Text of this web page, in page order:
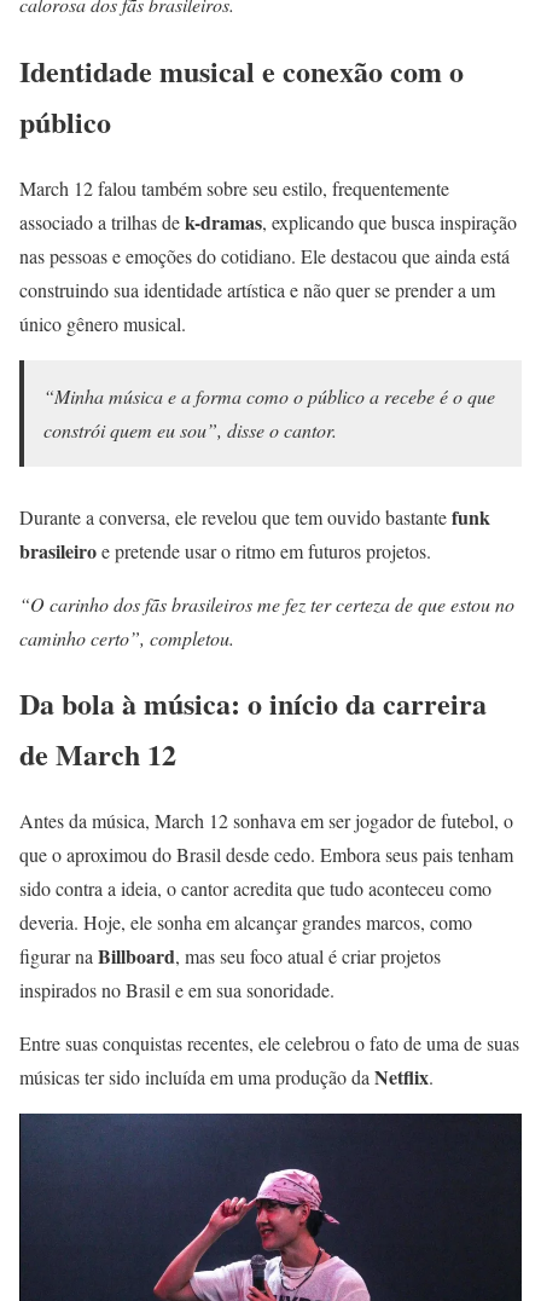
Identidade musical e conexão com o
público
March 12 falou também sobre seu estilo, frequentemente
associado a trilhas dek-dramas, explicando que busca inspiração
nas pessoas e emoções do cotidiano. Ele destacou que ainda está
construindo sua identidade artística e não quer se prender a um
único gênero musical.
“Minha música e a forma como o público a recebe é o que
constrói quem eu sou”, disse o cantor.
Durante a conversa, ele revelou que tem ouvido bastantefunk
brasileiroe pretende usar o ritmo em futuros projetos.
“O carinho dos fãs brasileiros me fez ter certeza de que estou no
caminho certo”, completou.
Da bola à música: o início da carreira
de March 12
Antes da música, March 12 sonhava em ser jogador de futebol, o
que o aproximou do Brasil desde cedo. Embora seus pais tenham
sido contra a ideia, o cantor acredita que tudo aconteceu como
deveria. Hoje, ele sonha em alcançar grandes marcos, como
figurar naBillboard, mas seu foco atual é criar projetos
inspirados no Brasil e em sua sonoridade.
Entre suas conquistas recentes, ele celebrou o fato de uma de suas
músicas ter sido incluída em uma produção daNetflix.